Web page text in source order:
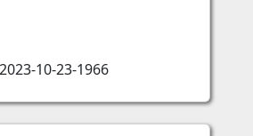
2023-10-23-1966